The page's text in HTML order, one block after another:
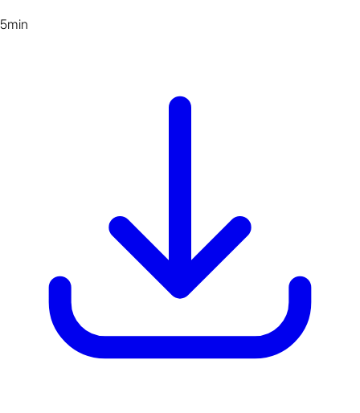
5min